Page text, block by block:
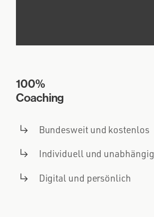
100%
Coaching
Bundesweit und kostenlos
Individuell und unabhängig
Digital und persönlich